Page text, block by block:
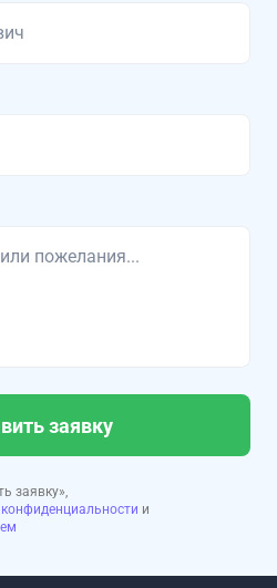
заявку
заявку»,
и